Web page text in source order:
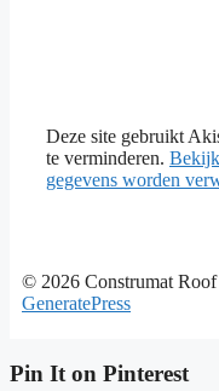
Deze site gebruikt
te verminderen.
gegevens worden
© 2026 Construmat Roof
GeneratePress
Pin It on Pinterest